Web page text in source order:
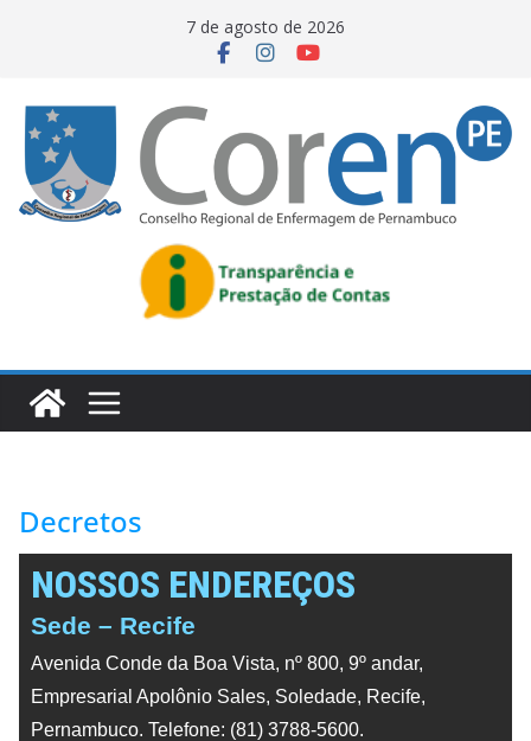
7 de agosto de 2026
Decretos
NOSSOS ENDEREÇOS
Sede – Recife
Avenida Conde da Boa Vista, nº 800, 9º andar,
Empresarial Apolônio Sales, Soledade, Recife,
Pernambuco. Telefone: (81) 3788-5600.